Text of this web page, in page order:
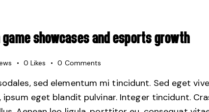
SHOWCASES AND ESPORTS GROWTH
0 Likes 0 Comments
sed elementum mi tincidunt. Sed eget
ipsum eget blandit pulvinar. Integer tincidunt.